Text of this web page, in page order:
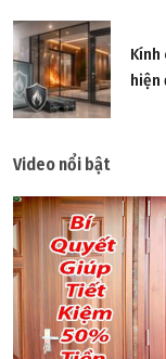
Kính
hiện
Video nổi bật